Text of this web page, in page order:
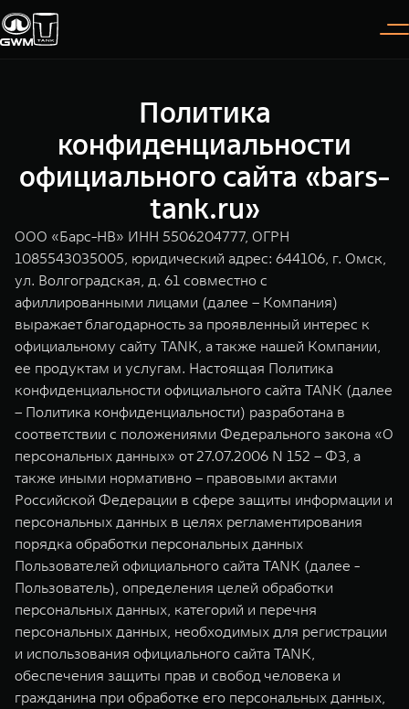
Модели
TANK 300
Следуй за открытиями
от 3 999 000 ₽
TANK 400
За пределы возможного
от 5 599 000 ₽
TANK 500
Веди за собой
от 6 499 000 ₽
TANK 700
Сила признания
от 10 199 000 ₽
WEY 07
Расширяя границы комфорта
от 6 149 000 ₽
WEY 05
Эстетика нового времени
от 5 699 000 ₽
Покупателям
ВЫБОР АВТОМОБИЛЯ
Конфигуратор
Тест-драйв
Зарядные станции
Проверено TANK
ПОКУПКА АВТОМОБИЛЯ
TANK Финансы
Корпоративным клиентам
TANK ФИНАНСЫ
TANK Кредит
TANK Лизинг
TANK Страхование
Владельцам
ГАРАНТИЯ И ПОДДЕРЖКА
Помощь на дороге
СЕРВИС
Калькулятор ТО
Нулевое ТО
Сервис
Специальные предложения
Моторные масла
ЦИФРОВЫЕ СЕРВИСЫ TANK
Цифровые сервисы TANK
Подписки
О дилере
ИНФОРМАЦИЯ
35 лет GWM
GWM ТЕХ ДЕНЬ
Новости
Политика
конфиденциальности
официального сайта «bars-
tank.ru»
ООО «Барс-НВ» ИНН 5506204777, ОГРН
1085543035005, юридический адрес: 644106, г. Омск,
ул. Волгоградская, д. 61 совместно с
афиллированными лицами (далее – Компания)
выражает благодарность за проявленный интерес к
официальному сайту TANK, а также нашей Компании,
ее продуктам и услугам. Настоящая Политика
конфиденциальности официального сайта TANK (далее
– Политика конфиденциальности) разработана в
соответствии с положениями Федерального закона «О
персональных данных» от 27.07.2006 N 152 – ФЗ, а
также иными нормативно – правовыми актами
Российской Федерации в сфере защиты информации и
персональных данных в целях регламентирования
порядка обработки персональных данных
Пользователей официального сайта TANK (далее -
Пользователь), определения целей обработки
персональных данных, категорий и перечня
персональных данных, необходимых для регистрации
и использования официального сайта TANK,
обеспечения защиты прав и свобод человека и
гражданина при обработке его персональных данных,